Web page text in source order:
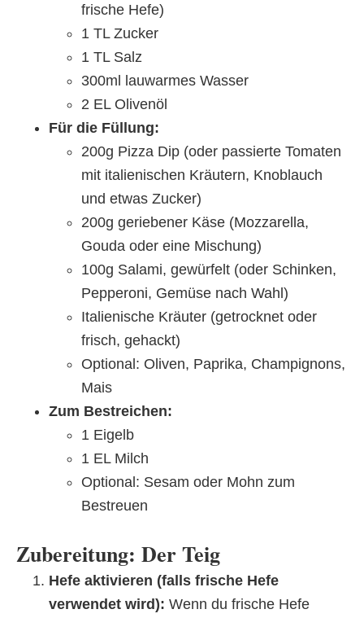
frische Hefe)
1 TL Zucker
1 TL Salz
300ml lauwarmes Wasser
2 EL Olivenöl
Für die Füllung:
200g Pizza Dip (oder passierte Tomaten
mit italienischen Kräutern, Knoblauch
und etwas Zucker)
200g geriebener Käse (Mozzarella,
Gouda oder eine Mischung)
100g Salami, gewürfelt (oder Schinken,
Pepperoni, Gemüse nach Wahl)
Italienische Kräuter (getrocknet oder
frisch, gehackt)
Optional: Oliven, Paprika, Champignons,
Mais
Zum Bestreichen:
1 Eigelb
1 EL Milch
Optional: Sesam oder Mohn zum
Bestreuen
Zubereitung: Der Teig
Hefe aktivieren (falls frische Hefe
verwendet wird): Wenn du frische Hefe